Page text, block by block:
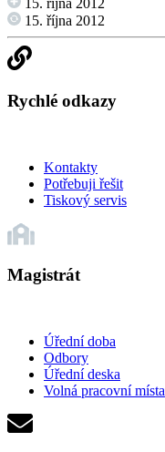
15. října 2012
15. října 2012
Rychlé odkazy
Kontakty
Potřebuji řešit
Tiskový servis
Magistrát
Úřední doba
Odbory
Úřední deska
Volná pracovní místa